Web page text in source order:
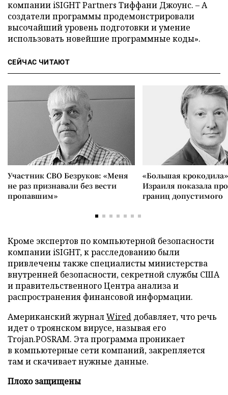
компании iSIGHT Partners Тиффани Джоунс. – А
создатели программы продемонстрировали
высочайший уровень подготовки и умение
использовать новейшие программные коды».
СЕЙЧАС ЧИТАЮТ
Участник СВО Безруков: «Меня
не раз признавали без вести
пропавшим»
«Большая
Израиля показала
границ допустимого
Кроме экспертов по компьютерной безопасности
компании iSIGHT, к расследованию были
привлечены также специалисты министерства
внутренней безопасности, секретной службы США
и правительственного Центра анализа и
распространения финансовой информации.
Американский журналWired добавляет, что речь
идет о троянском вирусе, называя его
Trojan.POSRAM. Эта программа проникает
в компьютерные сети компаний, закрепляется
там и скачивает нужные данные.
Плохо защищены